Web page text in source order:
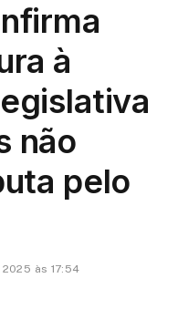
à
não
pelo
às 17:54